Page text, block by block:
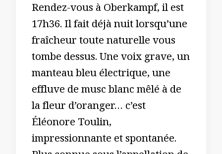
Rendez-vous à Oberkampf, il est
17h36. Il fait déjà nuit lorsqu’une
fraîcheur toute naturelle vous
tombe dessus. Une voix grave, un
manteau bleu électrique, une
effluve de musc blanc mêlé à de
la fleur d’oranger… c’est
Éléonore Toulin,
impressionnante et spontanée.